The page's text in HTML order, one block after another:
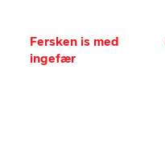
Fersken is med
ingefær